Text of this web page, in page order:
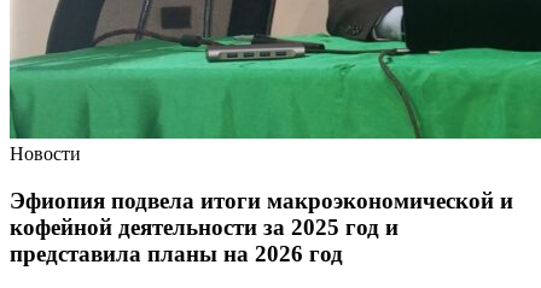
Новости
Эфиопия подвела итоги макроэкономической и
кофейной деятельности за 2025 год и
представила планы на 2026 год